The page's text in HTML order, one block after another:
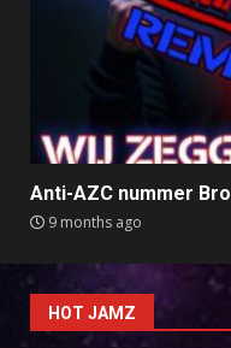
Anti-AZC nummer
9 months ago
HOT JAMZ